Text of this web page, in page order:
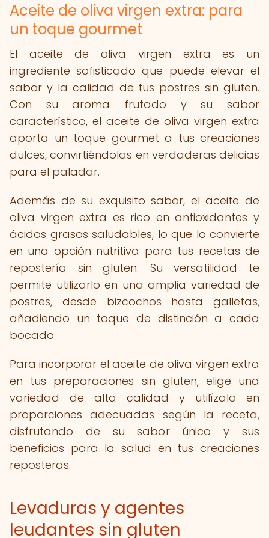
Aceite de oliva virgen extra: para
un toque gourmet
El aceite de oliva virgen extra es un
ingrediente sofisticado que puede elevar el
sabor y la calidad de tus postres sin gluten.
Con su aroma frutado y su sabor
característico, el aceite de oliva virgen extra
aporta un toque gourmet a tus creaciones
dulces, convirtiéndolas en verdaderas delicias
para el paladar.
Además de su exquisito sabor, el aceite de
oliva virgen extra es rico en antioxidantes y
ácidos grasos saludables, lo que lo convierte
en una opción nutritiva para tus recetas de
repostería sin gluten. Su versatilidad te
permite utilizarlo en una amplia variedad de
postres, desde bizcochos hasta galletas,
añadiendo un toque de distinción a cada
bocado.
Para incorporar el aceite de oliva virgen extra
en tus preparaciones sin gluten, elige una
variedad de alta calidad y utilízalo en
proporciones adecuadas según la receta,
disfrutando de su sabor único y sus
beneficios para la salud en tus creaciones
reposteras.
Levaduras y agentes
leudantes sin gluten